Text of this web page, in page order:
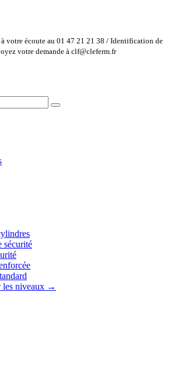
à votre écoute au 01 47 21 21 38 / Identification de
votre demande à clf@cleferm.fr
sécurité
les niveaux →